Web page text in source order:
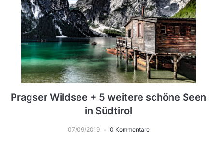
Pragser Wildsee + 5 weitere schöne Seen
in Südtirol
07/09/2019 0 Kommentare